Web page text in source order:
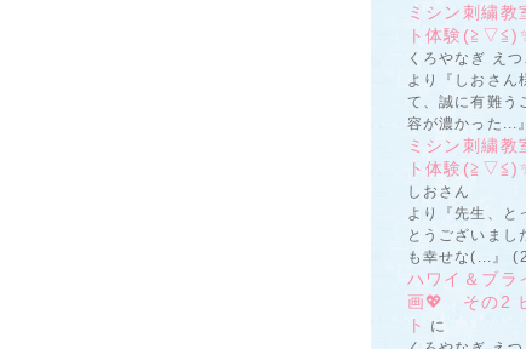
ミシン刺繍
ト体験
くろやなぎ えつ
より『しおさん
て、誠に有難う
容が濃かった
ミシン刺繍
ト体験
しおさん
より『先生、と
とうございまし
も幸せな(...』
ハワイ＆ブラ
画💖 その2
ト
に